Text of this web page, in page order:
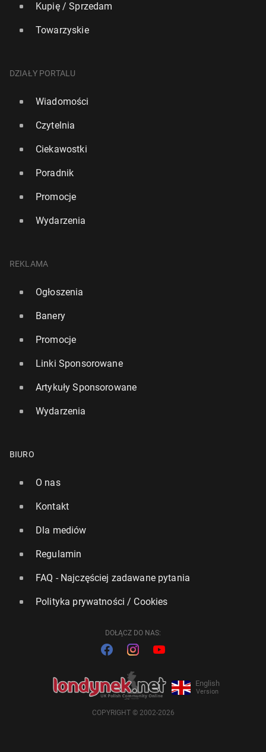
Kupię / Sprzedam
Towarzyskie
DZIAŁY PORTALU
Wiadomości
Czytelnia
Ciekawostki
Poradnik
Promocje
Wydarzenia
REKLAMA
Ogłoszenia
Banery
Promocje
Linki Sponsorowane
Artykuły Sponsorowane
Wydarzenia
BIURO
O nas
Kontakt
Dla mediów
Regulamin
FAQ - Najczęściej zadawane pytania
Polityka prywatności / Cookies
DOŁĄCZ DO NAS:
English
Version
COPYRIGHT © 2002-2026